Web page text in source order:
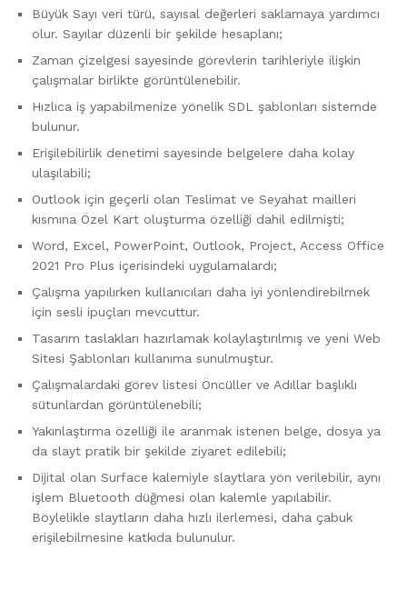
Büyük Sayı veri türü, sayısal değerleri saklamaya yardımcı
olur. Sayılar düzenli bir şekilde hesaplanı;
Zaman çizelgesi sayesinde görevlerin tarihleriyle ilişkin
çalışmalar birlikte görüntülenebilir.
Hızlıca iş yapabilmenize yönelik SDL şablonları sistemde
bulunur.
Erişilebilirlik denetimi sayesinde belgelere daha kolay
ulaşılabili;
Outlook için geçerli olan Teslimat ve Seyahat mailleri
kısmına Özel Kart oluşturma özelliği dahil edilmişti;
Word, Excel, PowerPoint, Outlook, Project, Access Office
2021 Pro Plus içerisindeki uygulamalardı;
Çalışma yapılırken kullanıcıları daha iyi yönlendirebilmek
için sesli ipuçları mevcuttur.
Tasarım taslakları hazırlamak kolaylaştırılmış ve yeni Web
Sitesi Şablonları kullanıma sunulmuştur.
Çalışmalardaki görev listesi Öncüller ve Adıllar başlıklı
sütunlardan görüntülenebili;
Yakınlaştırma özelliği ile aranmak istenen belge, dosya ya
da slayt pratik bir şekilde ziyaret edilebili;
Dijital olan Surface kalemiyle slaytlara yön verilebilir, aynı
işlem Bluetooth düğmesi olan kalemle yapılabilir.
Böylelikle slaytların daha hızlı ilerlemesi, daha çabuk
erişilebilmesine katkıda bulunulur.